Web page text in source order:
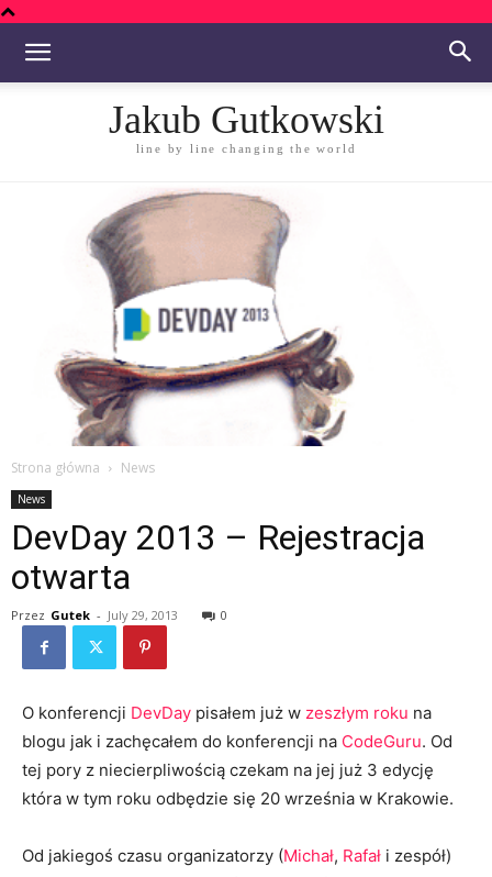
Jakub Gutkowski
line by line changing the world
Strona główna News
News
DevDay 2013 – Rejestracja
otwarta
Przez Gutek - July 29, 2013 0
O konferencji DevDay pisałem już w zeszłym roku na
blogu jak i zachęcałem do konferencji na CodeGuru. Od
tej pory z niecierpliwością czekam na jej już 3 edycję
która w tym roku odbędzie się 20 września w Krakowie.
Od jakiegoś czasu organizatorzy (Michał, Rafał i zespół)